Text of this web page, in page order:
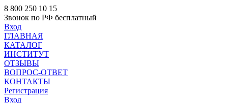
8 800 250 10 15
Звонок по РФ бесплатный
Вход
ГЛАВНАЯ
КАТАЛОГ
ИНСТИТУТ
ОТЗЫВЫ
ВОПРОС-ОТВЕТ
КОНТАКТЫ
Регистрация
Вход